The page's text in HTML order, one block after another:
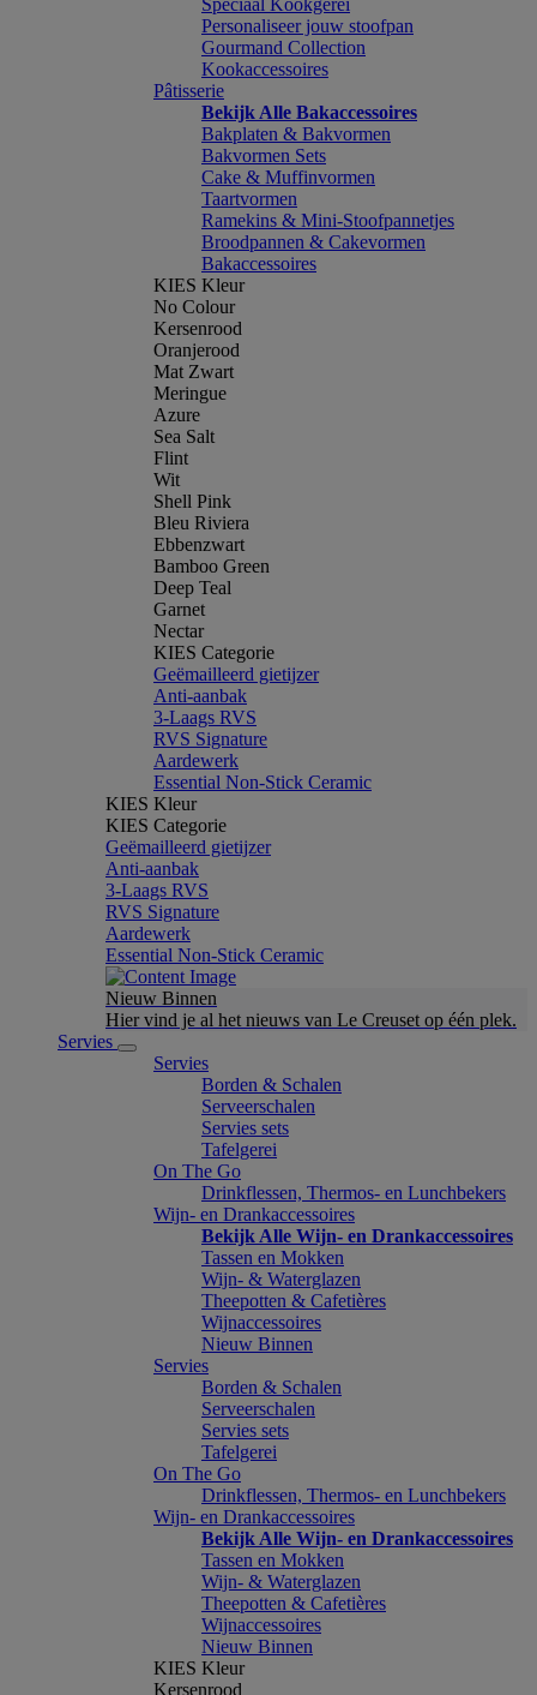
Speciaal Kookgerei
Personaliseer jouw stoofpan
Gourmand Collection
Kookaccessoires
Pâtisserie
Bekijk Alle Bakaccessoires
Bakplaten & Bakvormen
Bakvormen Sets
Cake & Muffinvormen
Taartvormen
Ramekins & Mini-Stoofpannetjes
Broodpannen & Cakevormen
Bakaccessoires
KIES Kleur
No Colour
Kersenrood
Oranjerood
Mat Zwart
Meringue
Azure
Sea Salt
Flint
Wit
Shell Pink
Bleu Riviera
Ebbenzwart
Bamboo Green
Deep Teal
Garnet
Nectar
KIES Categorie
Geëmailleerd gietijzer
Anti-aanbak
3-Laags RVS
RVS Signature
Aardewerk
Essential Non-Stick Ceramic
KIES Kleur
KIES Categorie
Geëmailleerd gietijzer
Anti-aanbak
3-Laags RVS
RVS Signature
Aardewerk
Essential Non-Stick Ceramic
Nieuw Binnen
Hier vind je al het nieuws van Le Creuset op één plek.
Servies
Servies
Borden & Schalen
Serveerschalen
Servies sets
Tafelgerei
On The Go
Drinkflessen, Thermos- en Lunchbekers
Wijn- en Drankaccessoires
Bekijk Alle Wijn- en Drankaccessoires
Tassen en Mokken
Wijn- & Waterglazen
Theepotten & Cafetières
Wijnaccessoires
Nieuw Binnen
Servies
Borden & Schalen
Serveerschalen
Servies sets
Tafelgerei
On The Go
Drinkflessen, Thermos- en Lunchbekers
Wijn- en Drankaccessoires
Bekijk Alle Wijn- en Drankaccessoires
Tassen en Mokken
Wijn- & Waterglazen
Theepotten & Cafetières
Wijnaccessoires
Nieuw Binnen
KIES Kleur
Kersenrood